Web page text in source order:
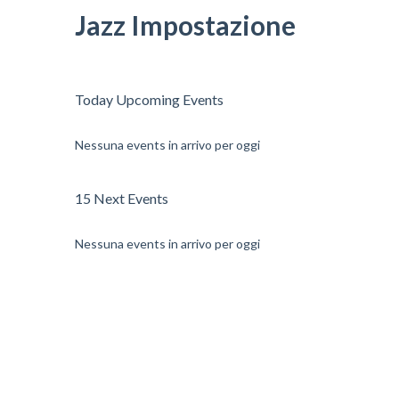
Jazz Impostazione
Today Upcoming Events
Nessuna events in arrivo per oggi
15 Next Events
Nessuna events in arrivo per oggi